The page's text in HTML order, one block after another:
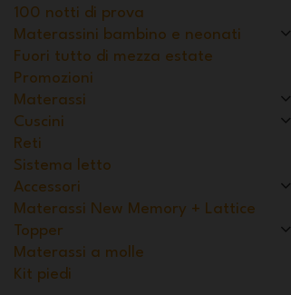
180x200 cm (Standard)
100 notti di prova
Materassini bambino e neonati
Fuori tutto di mezza estate
Promozioni
Materassi
Cuscini
Reti
Sistema letto
Accessori
Materassi New Memory + Lattice
Topper
Materassi a molle
Kit piedi